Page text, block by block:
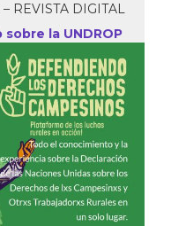
REVISTA DIGITAL
la UNDROP